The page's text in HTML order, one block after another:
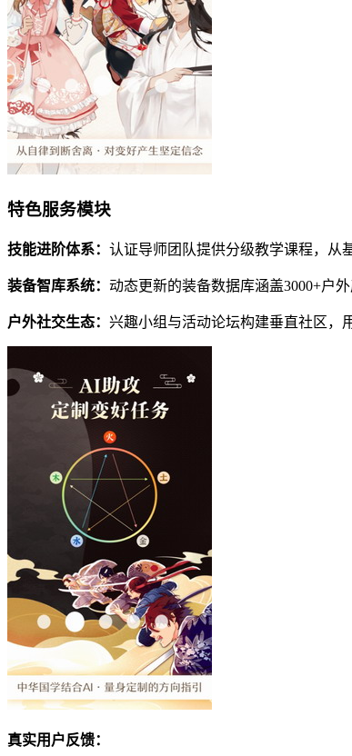
特色服务模块
技能进阶体系： 认证导师团队提供分级教学课程，从
装备智库系统： 动态更新的装备数据库涵盖3000+户
户外社交生态： 兴趣小组与活动论坛构建垂直社区，
真实用户反馈：